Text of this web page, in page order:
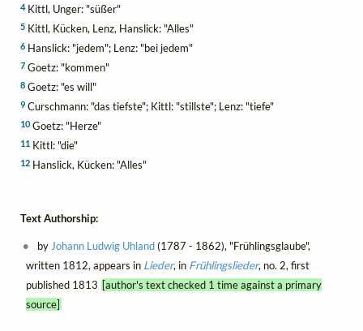
4Kittl, Unger: "süßer"
5 Kittl, Kücken, Lenz, Hanslick: "Alles"
6 Hanslick: "jedem"; Lenz: "bei jedem"
7 Goetz: "kommen"
8 Goetz: "es will"
9 Curschmann: "das tiefste"; Kittl: "stillste"; Lenz: "tiefe"
10 Goetz: "Herze"
11 Kittl: "die"
12 Hanslick, Kücken: "Alles"
Text Authorship:
byJohann Ludwig Uhland(1787 - 1862), "Frühlingsglaube",
written 1812, appears in Lieder, in Frühlingslieder, no. 2, first
published 1813 [author's text checked 1 time against a primary
source]